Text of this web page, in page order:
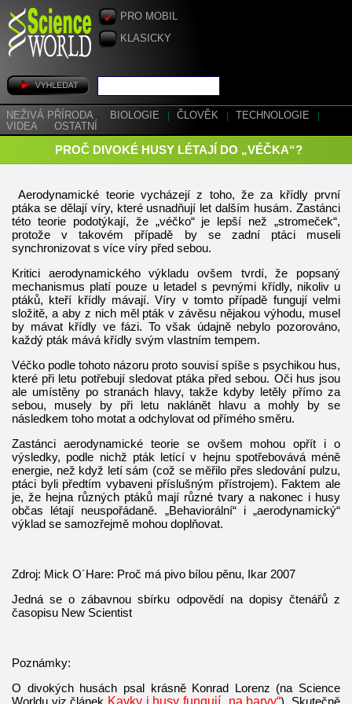
PRO MOBIL
KLASICKY
NEŽIVÁ PŘÍRODA BIOLOGIE ČLOVĚK TECHNOLOGIE
VIDEA
OSTATNÍ
PROČ DIVOKÉ HUSY LÉTAJÍ DO „VÉČKA“?
Aerodynamické teorie vycházejí z toho, že za křídly první
ptáka se dělají víry, které usnadňují let dalším husám. Zastánci
této teorie podotýkají, že „véčko“ je lepší než „stromeček“,
protože v takovém případě by se zadní ptáci museli
synchronizovat s více víry před sebou.
Kritici aerodynamického výkladu ovšem tvrdí, že popsaný
mechanismus platí pouze u letadel s pevnými křídly, nikoliv u
ptáků, kteří křídly mávají. Víry v tomto případě fungují velmi
složitě, a aby z nich měl pták v závěsu nějakou výhodu, musel
by mávat křídly ve fázi. To však údajně nebylo pozorováno,
každý pták mává křídly svým vlastním tempem.
Véčko podle tohoto názoru proto souvisí spíše s psychikou hus,
které při letu potřebují sledovat ptáka před sebou. Oči hus jsou
ale umístěny po stranách hlavy, takže kdyby letěly přímo za
sebou, musely by při letu naklánět hlavu a mohly by se
následkem toho motat a odchylovat od přímého směru.
Zastánci aerodynamické teorie se ovšem mohou opřít i o
výsledky, podle nichž pták letící v hejnu spotřebovává méně
energie, než když letí sám (což se měřilo přes sledování pulzu,
ptáci byli předtím vybaveni příslušným přístrojem). Faktem ale
je, že hejna různých ptáků mají různé tvary a nakonec i husy
občas létají neuspořádaně. „Behaviorální“ i „aerodynamický“
výklad se samozřejmě mohou doplňovat.
Zdroj: Mick O´Hare: Proč má pivo bílou pěnu, Ikar 2007
Jedná se o zábavnou sbírku odpovědí na dopisy čtenářů z
časopisu New Scientist
Poznámky:
O divokých husách psal krásně Konrad Lorenz (na Science
Worldu viz článek Kavky i husy fungují „na barvy“). Skutečně